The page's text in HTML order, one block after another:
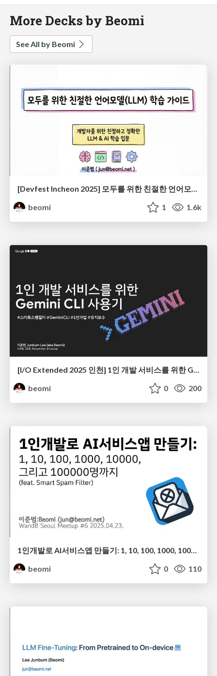
More Decks by Beomi
See All by Beomi
[Devfest Incheon 2025] 모두를 위한 친절한 언어모델(LLM) 학습 가이드
beomi
1 1.6k
beomi
0 200
1인개발로 AI서비스앱 만들기: 1, 10, 100, 1000, 10000, 그리고 100000명까지 (feat. Smart Spam Filter)
beomi
0 110